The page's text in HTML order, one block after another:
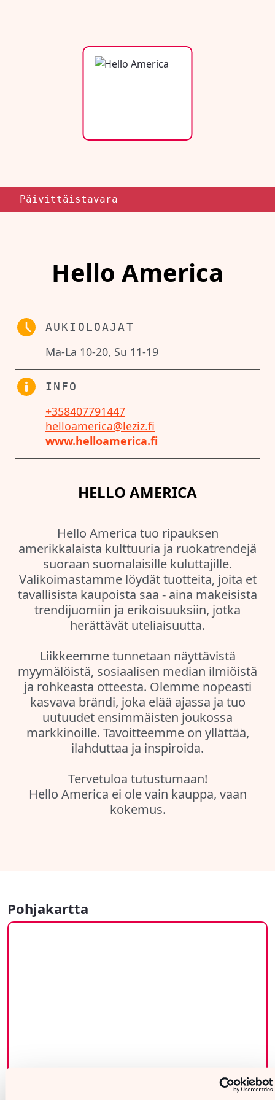
Päivittäistavara
Hello America
AUKIOLOAJAT
Ma-La 10-20, Su 11-19
INFO
+358407791447
helloamerica@leziz.fi
www.helloamerica.fi
HELLO AMERICA
Hello America tuo ripauksen
amerikkalaista kulttuuria ja ruokatrendejä
suoraan suomalaisille kuluttajille.
Valikoimastamme löydät tuotteita, joita et
tavallisista kaupoista saa - aina makeisista
trendijuomiin ja erikoisuuksiin, jotka
herättävät uteliaisuutta.
Liikkeemme tunnetaan näyttävistä
myymälöistä, sosiaalisen median ilmiöistä
ja rohkeasta otteesta. Olemme nopeasti
kasvava brändi, joka elää ajassa ja tuo
uutuudet ensimmäisten joukossa
markkinoille. Tavoitteemme on yllättää,
ilahduttaa ja inspiroida.
Tervetuloa tutustumaan!
Hello America ei ole vain kauppa, vaan
kokemus.
Pohjakartta